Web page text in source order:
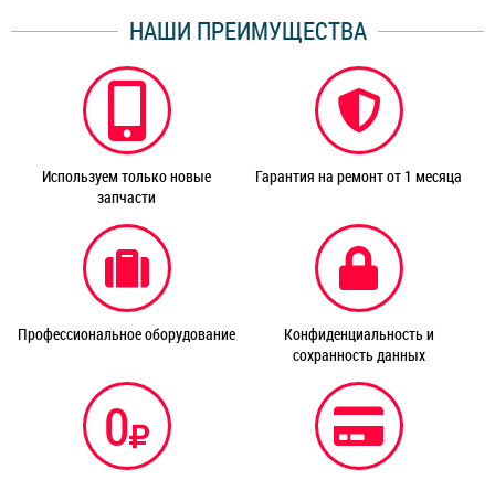
НАШИ ПРЕИМУЩЕСТВА
Используем только новые
запчасти
Гарантия на ремонт от 1 месяца
Профессиональное оборудование
Конфиденциальность и
сохранность данных
0